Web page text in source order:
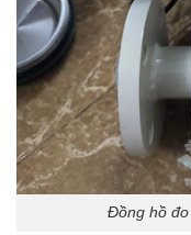
Đồng hồ